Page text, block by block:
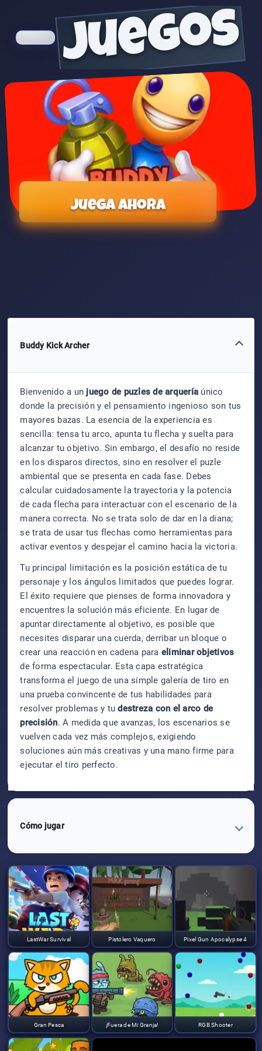
juegos
Juega ahora
Buddy Kick Archer
Bienvenido a un juego de puzles de arquería único
donde la precisión y el pensamiento ingenioso son tus
mayores bazas. La esencia de la experiencia es
sencilla: tensa tu arco, apunta tu flecha y suelta para
alcanzar tu objetivo. Sin embargo, el desafío no reside
en los disparos directos, sino en resolver el puzle
ambiental que se presenta en cada fase. Debes
calcular cuidadosamente la trayectoria y la potencia
de cada flecha para interactuar con el escenario de la
manera correcta. No se trata solo de dar en la diana;
se trata de usar tus flechas como herramientas para
activar eventos y despejar el camino hacia la victoria.
Tu principal limitación es la posición estática de tu
personaje y los ángulos limitados que puedes lograr.
El éxito requiere que pienses de forma innovadora y
encuentres la solución más eficiente. En lugar de
apuntar directamente al objetivo, es posible que
necesites disparar una cuerda, derribar un bloque o
crear una reacción en cadena para eliminar objetivos
de forma espectacular. Esta capa estratégica
transforma el juego de una simple galería de tiro en
una prueba convincente de tus habilidades para
resolver problemas y tudestreza con el arco de
precisión. A medida que avanzas, los escenarios se
vuelven cada vez más complejos, exigiendo
soluciones aún más creativas y una mano firme para
ejecutar el tiro perfecto.
Cómo jugar
LastWar Survival Pistolero Vaquero Pixel Gun Apocalypse 4
Gran Pesca ¡Fuera de Mi Granja! RGB Shooter